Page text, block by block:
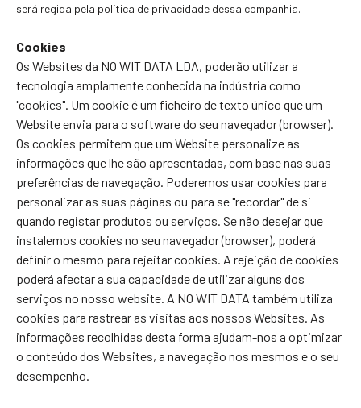
será regida pela política de privacidade dessa companhia.
Cookies
Os Websites da NO WIT DATA LDA, poderão utilizar a
tecnologia amplamente conhecida na indústria como
"cookies". Um cookie é um ficheiro de texto único que um
Website envia para o software do seu navegador (browser).
Os cookies permitem que um Website personalize as
informações que lhe são apresentadas, com base nas suas
preferências de navegação. Poderemos usar cookies para
personalizar as suas páginas ou para se "recordar" de si
quando registar produtos ou serviços. Se não desejar que
instalemos cookies no seu navegador (browser), poderá
definir o mesmo para rejeitar cookies. A rejeição de cookies
poderá afectar a sua capacidade de utilizar alguns dos
serviços no nosso website. A NO WIT DATA também utiliza
cookies para rastrear as visitas aos nossos Websites. As
informações recolhidas desta forma ajudam-nos a optimizar
o conteúdo dos Websites, a navegação nos mesmos e o seu
desempenho.